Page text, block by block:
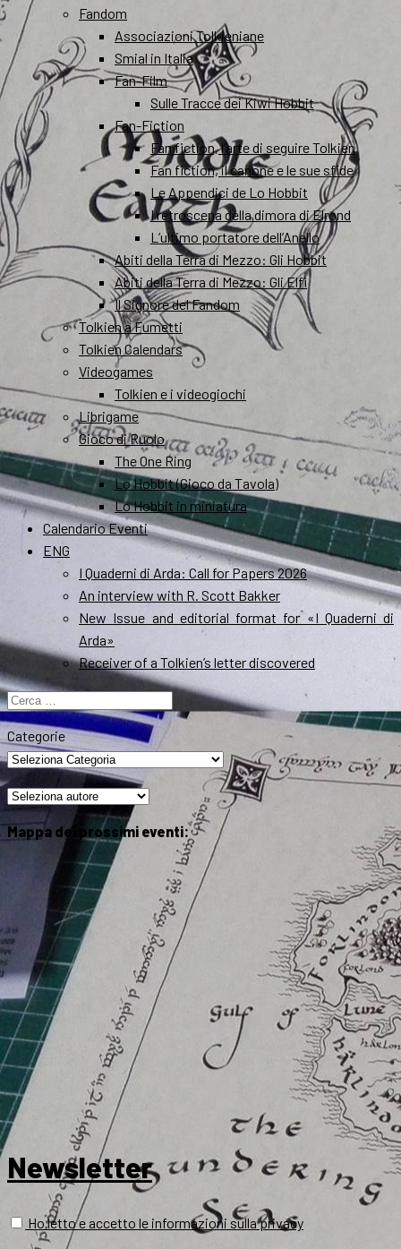
Fandom
Associazioni Tolkieniane
Smial in Italia
Fan-Film
Sulle Tracce dei Kiwi Hobbit
Fan-Fiction
Fan fiction, l’arte di seguire Tolkien
Fan fiction, il canone e le sue sfide
Le Appendici de Lo Hobbit
I retroscena della dimora di Elrond
L’ultimo portatore dell’Anello
Abiti della Terra di Mezzo: Gli Hobbit
Abiti della Terra di Mezzo: Gli Elfi
Il Signore del Fandom
Tolkien a Fumetti
Tolkien Calendars
Videogames
Tolkien e i videogiochi
Librigame
Gioco di Ruolo
The One Ring
Lo Hobbit (Gioco da Tavola)
Lo Hobbit in miniatura
Calendario Eventi
ENG
I Quaderni di Arda: Call for Papers 2026
An interview with R. Scott Bakker
New Issue and editorial format for «I Quaderni di
Arda»
Receiver of a Tolkien’s letter discovered
Ricerca
per:
Categorie
Mappa dei prossimi eventi:
Newsletter
Ho letto e accetto le informazioni sulla privacy